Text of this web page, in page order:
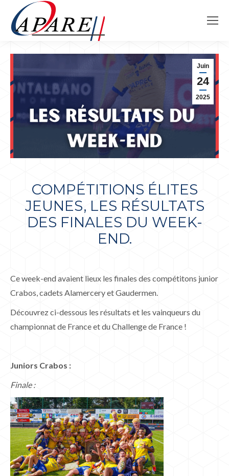
Juin
24
2025
COMPÉTITIONS ÉLITES
JEUNES, LES RÉSULTATS
DES FINALES DU WEEK-
END.
Ce week-end avaient lieux les finales des compétitons junior
Crabos, cadets Alamercery et Gaudermen.
Découvrez ci-dessous les résultats et les vainqueurs du
championnat de France et du Challenge de France !
Juniors Crabos :
Finale :